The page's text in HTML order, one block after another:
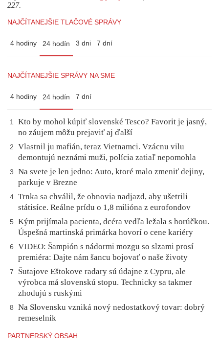
227.
NAJČÍTANEJŠIE TLAČOVÉ SPRÁVY
4 hodiny 24 hodín 3 dni 7 dní
NAJČÍTANEJŠIE SPRÁVY NA SME
4 hodiny 24 hodín 7 dní
1
Kto by mohol kúpiť slovenské Tesco? Favorit je jasný,
no záujem môžu prejaviť aj ďalší
2
Vlastnil ju mafián, teraz Vietnamci. Vzácnu vilu
demontujú neznámi muži, polícia zatiaľ nepomohla
3
Na svete je len jedno: Auto, ktoré malo zmeniť dejiny,
parkuje v Brezne
4 Trnka sa chválil, že obnovia nadjazd, aby ušetrili
státisíce. Reálne prídu o 1,8 milióna z eurofondov
5
Kým prijímala pacienta, dcéra vedľa ležala s horúčkou.
Úspešná martinská primárka hovorí o cene kariéry
6
VIDEO: Šampión s nádormi mozgu so slzami prosí
premiéra: Dajte nám šancu bojovať o naše životy
7
Šutajove Eštokove radary sú údajne z Cypru, ale
výrobca má slovenskú stopu. Technicky sa takmer
zhodujú s ruskými
8
Na Slovensku vzniká nový nedostatkový tovar: dobrý
remeselník
PARTNERSKÝ OBSAH